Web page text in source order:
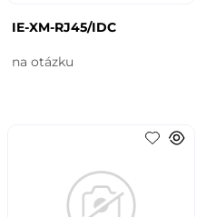
IE-XM-RJ45/IDC
na otázku